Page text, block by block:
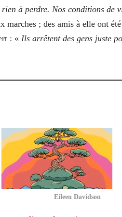
rien à perdre. Nos conditions de
marches ; des amis à elle ont
: « Ils arrêtent des gens juste
Eileen Davidson